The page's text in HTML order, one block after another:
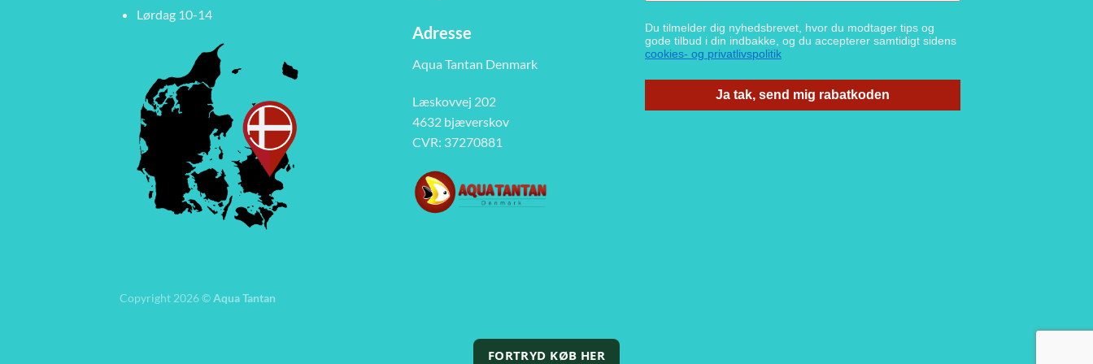
Lørdag 10-14
Adresse
Aqua Tantan Denmark
Læskovvej 202
4632 bjæverskov
CVR: 37270881
Du tilmelder dig nyhedsbrevet, hvor du modtager tips og
gode tilbud i din indbakke, og du accepterer samtidigt sidens
cookies- og privatlivspolitik
Ja tak, send mig rabatkoden
Copyright 2026 ©Aqua Tantan
FORTRYD KØB HER